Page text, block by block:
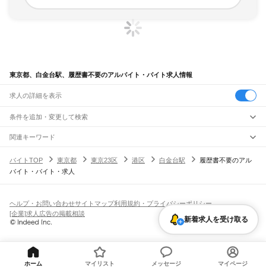
東京都、白金台駅、履歴書不要のアルバイト・バイト求人情報
求人の詳細を表示
条件を追加・変更して検索
市区町村を追加・変更
東京都すべて
東京23区 すべて
江戸川区
八王子市立川市武蔵野市 昭島市調布市町田市 小金井市
小平市日野市 狛江市東大和市
新島村
御蔵島村 青ヶ島村小笠原村
駅を追加・変更
JR山手線
大崎駅五反田駅目黒駅恵比寿駅 代々木駅新宿駅新大久保駅
高田馬場駅
田端駅 西日暮里駅日暮里駅鶯谷駅
新橋駅浜松町駅田町駅
JR南武線
職種を追加・変更
飲食・フードサービスすべて
ホールスタッフキッチンスタッフ 皿洗い・洗い場
パン屋（ベーカリー）
バー（BAR）・バーテンダー
飲食店（店長・マネージャー）
営業・販売
営業
テレフォンアポインター（テレアポ） ルートセールス
人気
日払いOK高校生歓迎 髪型・髪色自由ひげOKネイルOK
留学生・外国人活躍中
短期 単発・1日OK
期間限定（春夏冬休み等）
シフト
雇用形態を追加・変更
契約社員
派遣社員
関連キーワード
バイトTOP
東京都 東京23区 港区 白金台駅
履歴書不要のアル
バイト・バイト・求人
新着求人を受け取る
ヘルプ・お問い合わせサイトマップ利用規約・プライバシーポリシー
[企業]求人広告の掲載相談
ホーム マイリスト メッセージ マイページ